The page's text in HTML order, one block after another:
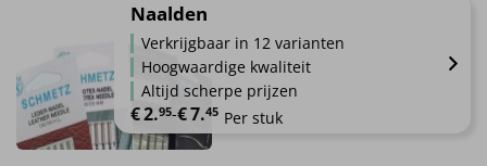
productpagina
Naalden
Verkrijgbaar in 12 varianten
Hoogwaardige kwaliteit
Altijd scherpe prijzen
€2.95-€7.45
Prijsklasse: €2.95 tot €7.45
Per stuk